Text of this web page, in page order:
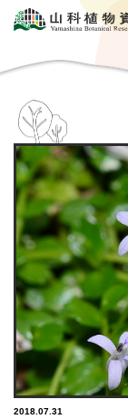
2018.07.31